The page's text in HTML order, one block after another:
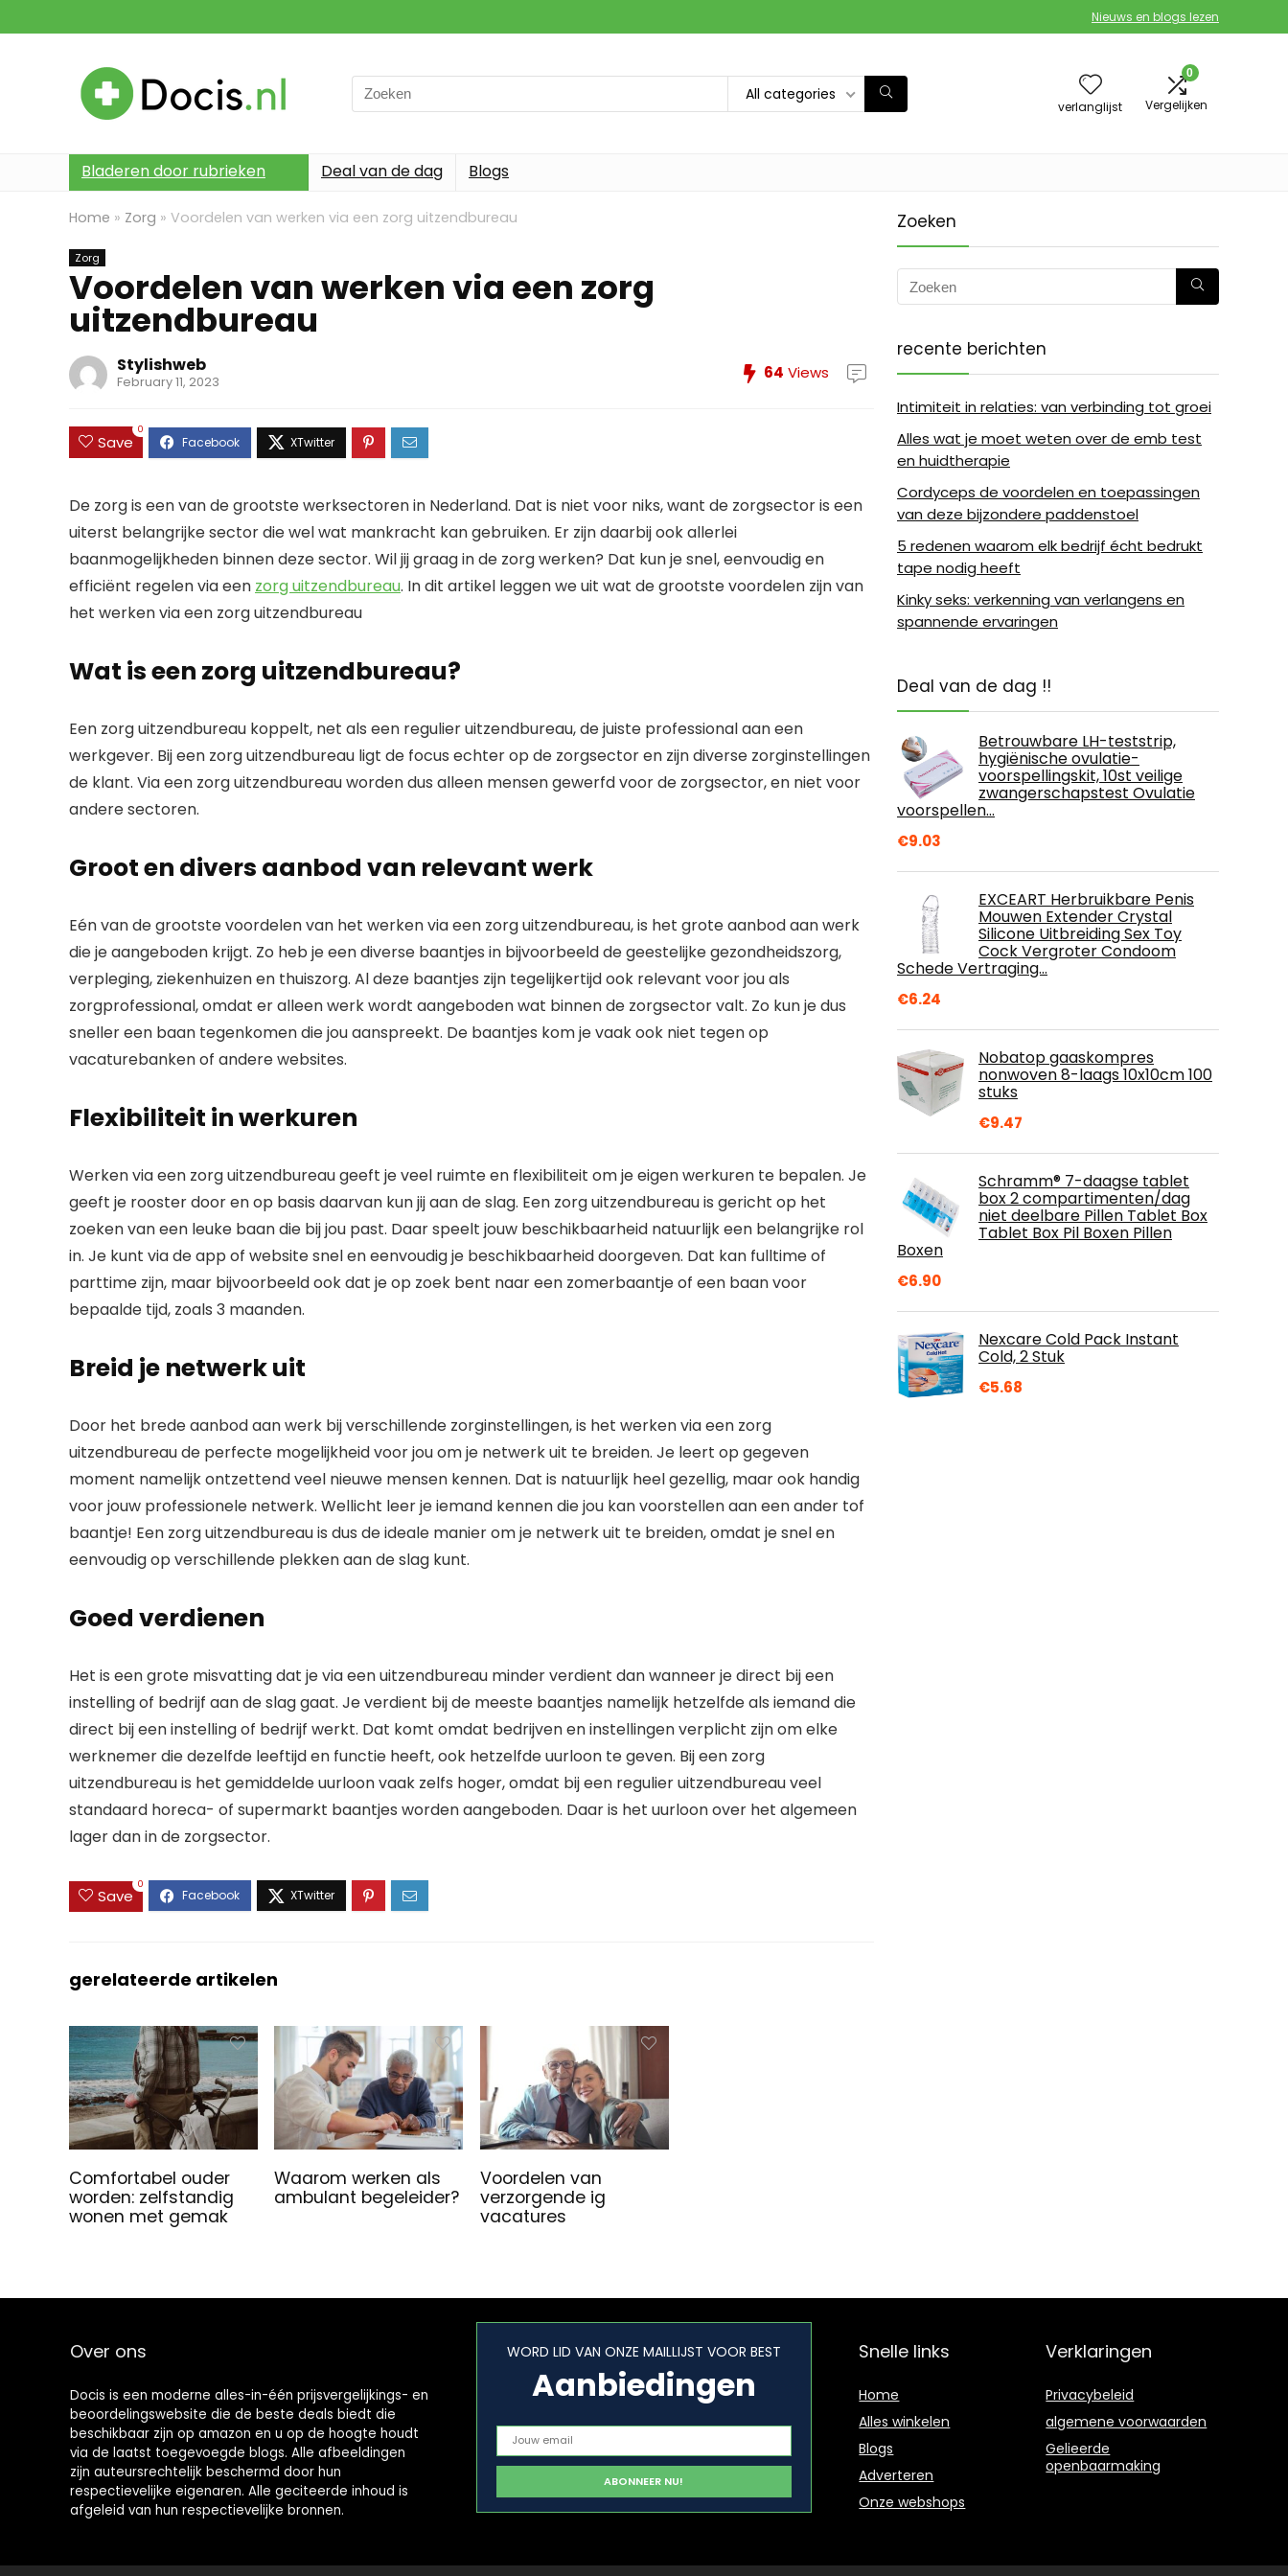
Nieuws en blogs lezen
Search
for:
All categories
verlanglijst
0
Vergelijken
Bladeren door rubrieken Deal van de dag Blogs
Home » Zorg » Voordelen van werken via een zorg uitzendbureau
Zorg
Voordelen van werken via een zorg
uitzendbureau
Stylishweb
February 11, 2023 64 Views
Save
0
De zorg is een van de grootste werksectoren in Nederland. Dat is niet voor niks, want de zorgsector is een
uiterst belangrijke sector die wel wat mankracht kan gebruiken. Er zijn daarbij ook allerlei
baanmogelijkheden binnen deze sector. Wil jij graag in de zorg werken? Dat kun je snel, eenvoudig en
efficiënt regelen via een zorg uitzendbureau. In dit artikel leggen we uit wat de grootste voordelen zijn van
het werken via een zorg uitzendbureau
Wat is een zorg uitzendbureau?
Een zorg uitzendbureau koppelt, net als een regulier uitzendbureau, de juiste professional aan een
werkgever. Bij een zorg uitzendbureau ligt de focus echter op de zorgsector en zijn diverse zorginstellingen
de klant. Via een zorg uitzendbureau worden dus alleen mensen gewerfd voor de zorgsector, en niet voor
andere sectoren.
Groot en divers aanbod van relevant werk
Eén van de grootste voordelen van het werken via een zorg uitzendbureau, is het grote aanbod aan werk
die je aangeboden krijgt. Zo heb je een diverse baantjes in bijvoorbeeld de geestelijke gezondheidszorg,
verpleging, ziekenhuizen en thuiszorg. Al deze baantjes zijn tegelijkertijd ook relevant voor jou als
zorgprofessional, omdat er alleen werk wordt aangeboden wat binnen de zorgsector valt. Zo kun je dus
sneller een baan tegenkomen die jou aanspreekt. De baantjes kom je vaak ook niet tegen op
vacaturebanken of andere websites.
Flexibiliteit in werkuren
Werken via een zorg uitzendbureau geeft je veel ruimte en flexibiliteit om je eigen werkuren te bepalen. Je
geeft je rooster door en op basis daarvan kun jij aan de slag. Een zorg uitzendbureau is gericht op het
zoeken van een leuke baan die bij jou past. Daar speelt jouw beschikbaarheid natuurlijk een belangrijke rol
in. Je kunt via de app of website snel en eenvoudig je beschikbaarheid doorgeven. Dat kan fulltime of
parttime zijn, maar bijvoorbeeld ook dat je op zoek bent naar een zomerbaantje of een baan voor
bepaalde tijd, zoals 3 maanden.
Breid je netwerk uit
Door het brede aanbod aan werk bij verschillende zorginstellingen, is het werken via een zorg
uitzendbureau de perfecte mogelijkheid voor jou om je netwerk uit te breiden. Je leert op gegeven
moment namelijk ontzettend veel nieuwe mensen kennen. Dat is natuurlijk heel gezellig, maar ook handig
voor jouw professionele netwerk. Wellicht leer je iemand kennen die jou kan voorstellen aan een ander tof
baantje! Een zorg uitzendbureau is dus de ideale manier om je netwerk uit te breiden, omdat je snel en
eenvoudig op verschillende plekken aan de slag kunt.
Goed verdienen
Het is een grote misvatting dat je via een uitzendbureau minder verdient dan wanneer je direct bij een
instelling of bedrijf aan de slag gaat. Je verdient bij de meeste baantjes namelijk hetzelfde als iemand die
direct bij een instelling of bedrijf werkt. Dat komt omdat bedrijven en instellingen verplicht zijn om elke
werknemer die dezelfde leeftijd en functie heeft, ook hetzelfde uurloon te geven. Bij een zorg
uitzendbureau is het gemiddelde uurloon vaak zelfs hoger, omdat bij een regulier uitzendbureau veel
standaard horeca- of supermarkt baantjes worden aangeboden. Daar is het uurloon over het algemeen
lager dan in de zorgsector.
Save
0
gerelateerde artikelen
Comfortabel ouder
worden: zelfstandig
wonen met gemak
Waarom werken als
ambulant begeleider?
Voordelen van
verzorgende ig
vacatures
Zoeken
recente berichten
Intimiteit in relaties: van verbinding tot groei
Alles wat je moet weten over de emb test
en huidtherapie
Cordyceps de voordelen en toepassingen
van deze bijzondere paddenstoel
5 redenen waarom elk bedrijf écht bedrukt
tape nodig heeft
Kinky seks: verkenning van verlangens en
spannende ervaringen
Deal van de dag !!
Betrouwbare LH-teststrip,
hygiënische ovulatie-
voorspellingskit, 10st veilige
zwangerschapstest Ovulatie
voorspellen…
€9.03
EXCEART Herbruikbare Penis
Mouwen Extender Crystal
Silicone Uitbreiding Sex Toy
Cock Vergroter Condoom
Schede Vertraging…
€6.24
Nobatop gaaskompres
nonwoven 8-laags 10x10cm 100
stuks
€9.47
Schramm® 7-daagse tablet
box 2 compartimenten/dag
niet deelbare Pillen Tablet Box
Tablet Box Pil Boxen Pillen
Boxen
€6.90
Nexcare Cold Pack Instant
Cold, 2 Stuk
€5.68
Over ons
Docis is een moderne alles-in-één prijsvergelijkings- en
beoordelingswebsite die de beste deals biedt die
beschikbaar zijn op amazon en u op de hoogte houdt
via de laatst toegevoegde blogs. Alle afbeeldingen
zijn auteursrechtelijk beschermd door hun
respectievelijke eigenaren. Alle geciteerde inhoud is
afgeleid van hun respectievelijke bronnen.
WORD LID VAN ONZE MAILLIJST VOOR BEST
Aanbiedingen
Snelle links
Home
Alles winkelen
Blogs
Adverteren
Onze webshops
Verklaringen
Privacybeleid
algemene voorwaarden
Gelieerde
openbaarmaking